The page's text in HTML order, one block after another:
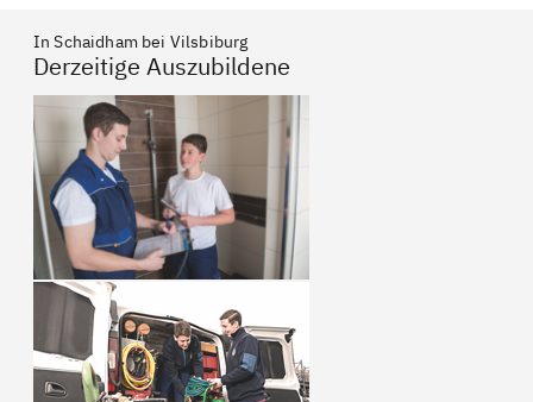
In Schaidham bei Vilsbiburg
Derzeitige Auszubildene